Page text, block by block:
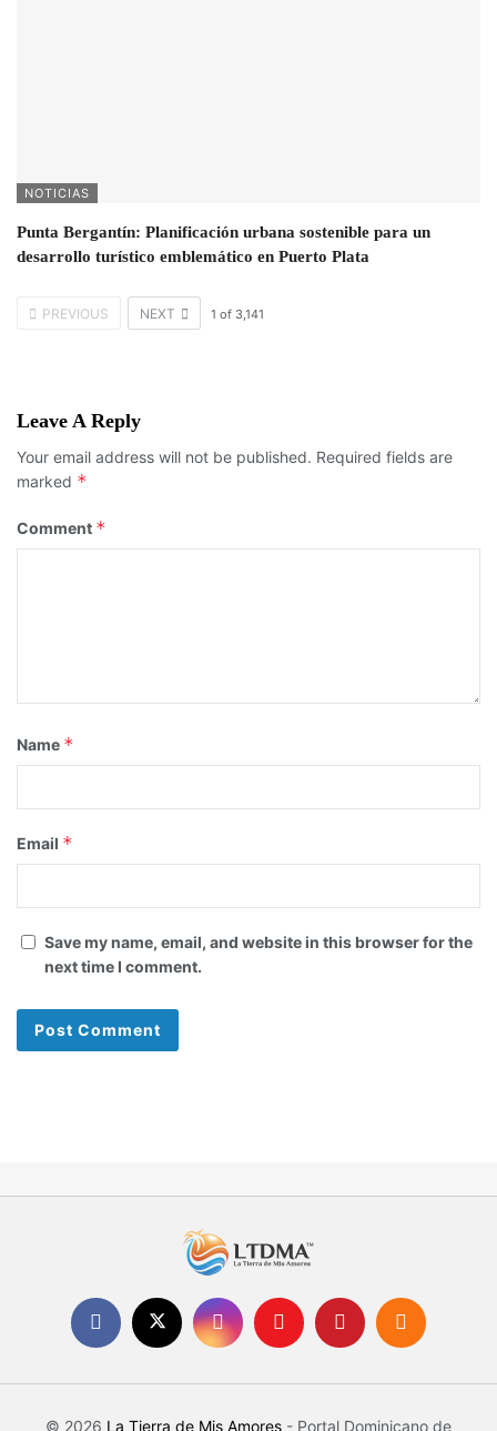
NOTICIAS
Punta Bergantín: Planificación urbana sostenible para un
desarrollo turístico emblemático en Puerto Plata
PREVIOUS NEXT 1 of 3,141
Leave A Reply
Your email address will not be published. Required fields are
marked *
Comment *
Name *
Email *
Save my name, email, and website in this browser for the
next time I comment.
© 2026 La Tierra de Mis Amores - Portal Dominicano de